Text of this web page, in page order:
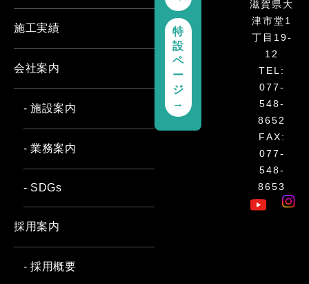
滋賀県大
津市堂1
丁目19-
12
TEL:
077-
548-
8652
FAX:
077-
548-
8653
特
設
ペ
ー
ジ
→
施工実績
会社案内
- 施設案内
- 業務案内
- SDGs
採用案内
- 採用概要